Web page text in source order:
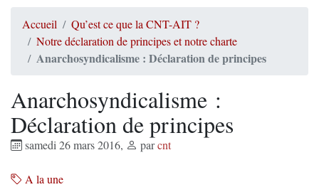
Accueil
Qu’est ce que la CNT-AIT ?
Notre déclaration de principes et notre charte
Anarchosyndicalisme : Déclaration de principes
Anarchosyndicalisme :
Déclaration de principes
samedi 26 mars 2016, parcnt
A la une